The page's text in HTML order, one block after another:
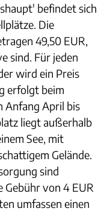
befindet sich
Die
49,50 EUR,
sind. Für jeden
wird ein Preis
erfolgt beim
Anfang April bis
liegt außerhalb
See, mit
Gelände.
sind
Gebühr von 4 EUR
umfassen einen